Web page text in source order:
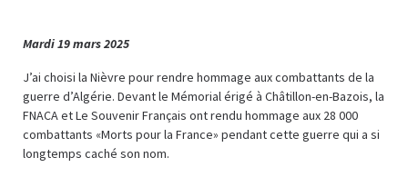
Mardi 19 mars 2025
J’ai choisi la Nièvre pour rendre hommage aux combattants de la
guerre d’Algérie. Devant le Mémorial érigé à Châtillon-en-Bazois, la
FNACA et Le Souvenir Français ont rendu hommage aux 28 000
combattants «Morts pour la France» pendant cette guerre qui a si
longtemps caché son nom.